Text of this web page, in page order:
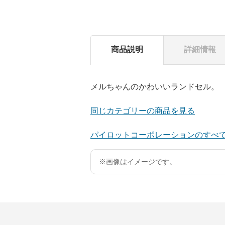
商品説明 詳細情報
メルちゃんのかわいいランドセル。
同じカテゴリーの商品を見る
パイロットコーポレーションのすべ
※画像はイメージです。